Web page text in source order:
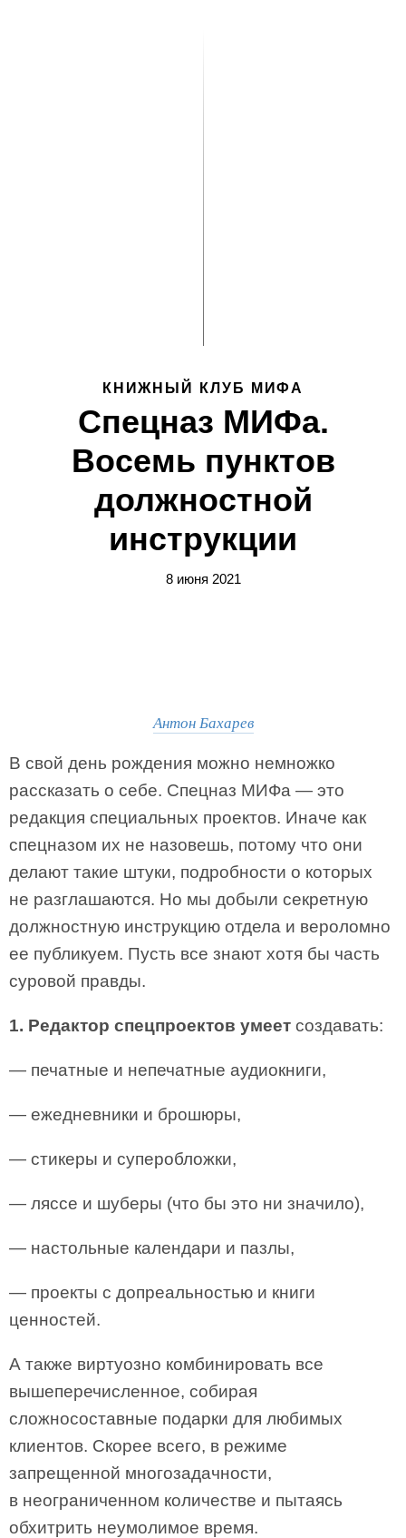
КНИЖНЫЙ КЛУБ МИФА
Спецназ МИФа.
Восемь пунктов
должностной
инструкции
8 июня 2021
Антон Бахарев
В свой день рождения можно немножко
рассказать о себе. Спецназ МИФа — это
редакция специальных проектов. Иначе как
спецназом их не назовешь, потому что они
делают такие штуки, подробности о которых
не разглашаются. Но мы добыли секретную
должностную инструкцию отдела и вероломно
ее публикуем. Пусть все знают хотя бы часть
суровой правды.
1. Редактор спецпроектов умеет создавать:
— печатные и непечатные аудиокниги,
— ежедневники и брошюры,
— стикеры и суперобложки,
— ляссе и шуберы (что бы это ни значило),
— настольные календари и пазлы,
— проекты с допреальностью и книги
ценностей.
А также виртуозно комбинировать все
вышеперечисленное, собирая
сложносоставные подарки для любимых
клиентов. Скорее всего, в режиме
запрещенной многозадачности,
в неограниченном количестве и пытаясь
обхитрить неумолимое время.